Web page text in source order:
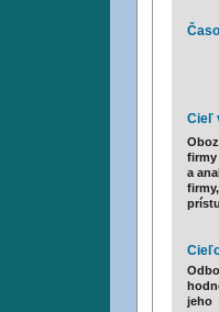
Cieľ
a
jeho